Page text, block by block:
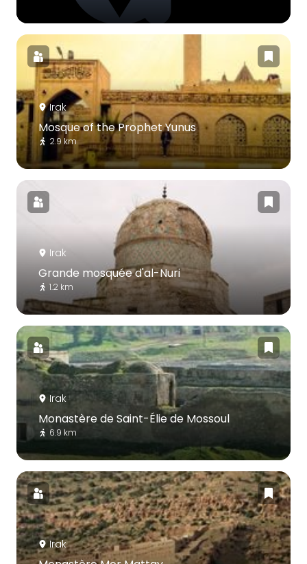
Irak
Mosque of the Prophet Yunus
2.9 km
Irak
Grande mosquée d'al-Nuri
1.2 km
Irak
Monastère de Saint-Élie de Mossoul
6.9 km
Irak